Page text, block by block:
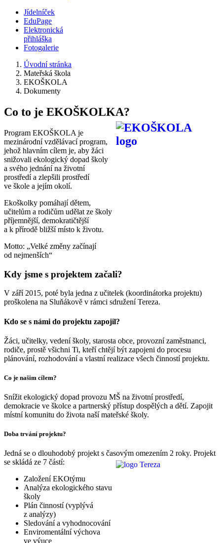
Jídelníček
EduPage
Elektronická
přihláška
Fotogalerie
Úvodní stránka
Mateřská škola
EKOŠKOLA
Dokumenty
Co to je EKOŠKOLKA?
Program EKOŠKOLA je
mezinárodní vzdělávací program,
jehož hlavním cílem je, aby žáci
snižovali ekologický dopad školy
a svého jednání na životní
prostředí a zlepšili prostředí
ve škole a jejím okolí.
Ekoškolky pomáhají dětem,
učitelům a rodičům udělat ze školy
příjemnější, demokratičtější
a k přírodě bližší místo k životu.
Motto: „Velké změny začínají
od nejmenších“
Kdy jsme s projektem začali?
V září 2015, poté byla jedna z učitelek (koordinátorka projektu)
proškolena na Sluňákově v rámci sdružení Tereza.
Kdo se s námi do projektu zapojil?
Žáci, učitelky, vedení školy, starosta obce, provozní zaměstnanci,
rodiče, prostě všichni Ti, kteří chtějí být zapojeni do procesu
plánování, rozhodování a vlastní realizace všech činností projektu.
Co je našim cílem?
Snížit ekologický dopad provozu MŠ na životní prostředí,
demokracie ve školce a partnerský přístup dospělých a dětí. Zapojit
místní komunitu do života naší mateřské školy.
Doba trvání projektu?
Jedná se o dlouhodobý projekt s časovým omezením 2 roky. Projekt
se skládá ze 7 částí:
Založení EKOtýmu
Analýza ekologického stavu
školy
Plán činností (vyplývá
z analýzy)
Sledování a vyhodnocování
Enviromentální výchova
ve výuce